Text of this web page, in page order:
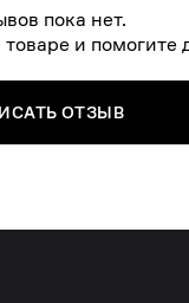
пока нет.
и помогите
ОТЗЫВ